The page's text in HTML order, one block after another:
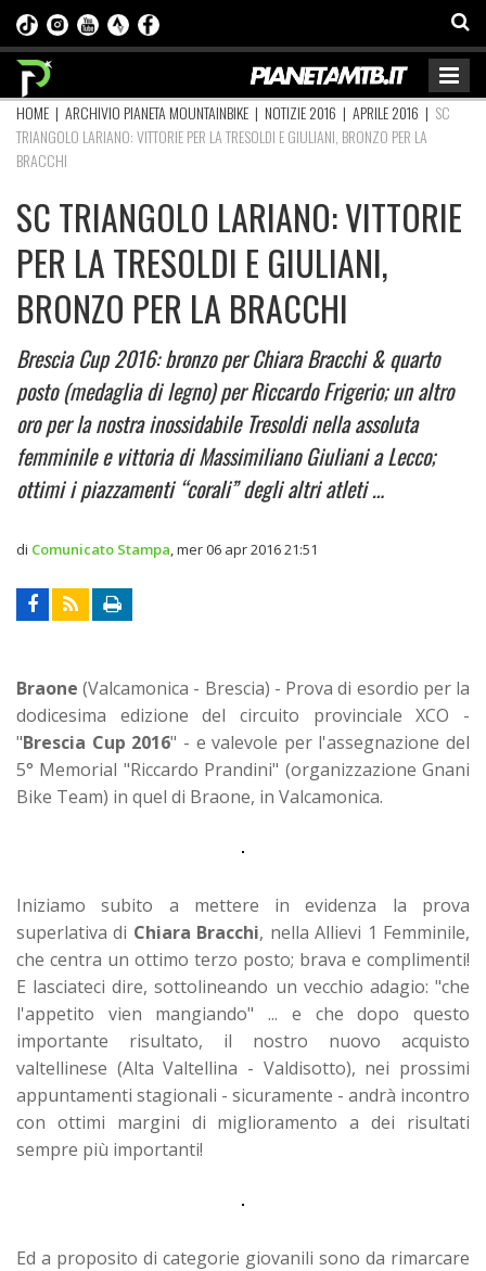
HOME | ARCHIVIO PIANETA MOUNTAINBIKE | NOTIZIE 2016 | APRILE 2016 | SC
TRIANGOLO LARIANO: VITTORIE PER LA TRESOLDI E GIULIANI, BRONZO PER LA
BRACCHI
SC TRIANGOLO LARIANO: VITTORIE
PER LA TRESOLDI E GIULIANI,
BRONZO PER LA BRACCHI
Brescia Cup 2016: bronzo per Chiara Bracchi & quarto
posto (medaglia di legno) per Riccardo Frigerio; un altro
oro per la nostra inossidabile Tresoldi nella assoluta
femminile e vittoria di Massimiliano Giuliani a Lecco;
ottimi i piazzamenti “corali” degli altri atleti …
di Comunicato Stampa mer 06 apr 2016 21:51
Braone (Valcamonica - Brescia) - Prova di esordio per la
dodicesima edizione del circuito provinciale XCO -
"Brescia Cup 2016" - e valevole per l'assegnazione del
5° Memorial "Riccardo Prandini" (organizzazione Gnani
Bike Team) in quel di Braone, in Valcamonica.
Iniziamo subito a mettere in evidenza la prova
superlativa di Chiara Bracchi, nella Allievi 1 Femminile,
che centra un ottimo terzo posto; brava e complimenti!
E lasciateci dire, sottolineando un vecchio adagio: "che
l'appetito vien mangiando" ... e che dopo questo
importante risultato, il nostro nuovo acquisto
valtellinese (Alta Valtellina - Valdisotto), nei prossimi
appuntamenti stagionali - sicuramente - andrà incontro
con ottimi margini di miglioramento a dei risultati
sempre più importanti!
Ed a proposito di categorie giovanili sono da rimarcare